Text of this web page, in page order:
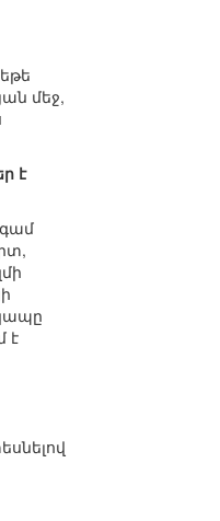
մեջ,
է
է